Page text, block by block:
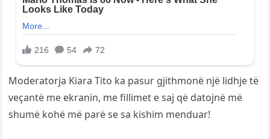
Moderatorja Kiara Tito ka pasur gjithmonë një lidhje të
veçantë me ekranin, me fillimet e saj që datojnë më
shumë kohë më parë se sa kishim menduar!